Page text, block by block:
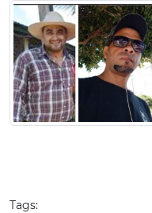
Tags: